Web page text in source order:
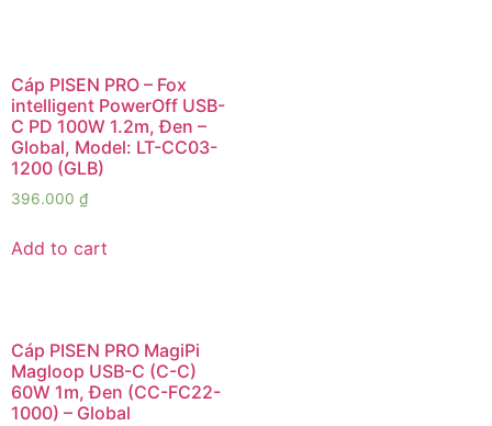
Cáp PISEN PRO – Fox
intelligent PowerOff USB-
C PD 100W 1.2m, Đen –
Global, Model: LT-CC03-
1200 (GLB)
396.000 ₫
Add to cart
Cáp PISEN PRO MagiPi
Magloop USB-C (C-C)
60W 1m, Đen (CC-FC22-
1000) – Global